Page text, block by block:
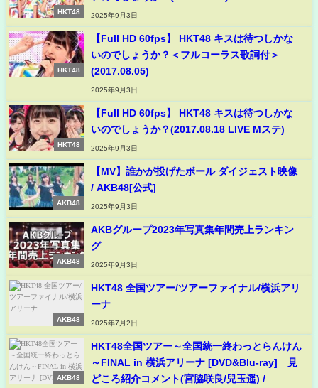
HKT48
2025年9月3日
HKT48
【Full HD 60fps】 HKT48 キスは待つしかな
いのでしょうか？＜フルコーラス歌詞付＞
(2017.08.05)
2025年9月3日
HKT48
【Full HD 60fps】 HKT48 キスは待つしかな
いのでしょうか？(2017.08.18 LIVE Mステ)
2025年9月3日
AKB48
【MV】誰かが投げたボール ダイジェスト映像
/ AKB48[公式]
2025年9月3日
AKB48
AKBグループ2023年写真集年間売上ランキン
グ
2025年9月3日
AKB48
HKT48 全国ツアー/ツアーファイナル/横浜アリ
ーナ
2025年7月2日
AKB48
HKT48全国ツアー～全国統一終わっとらんけん
～FINAL in 横浜アリーナ [DVD&Blu-ray] 見
どころ紹介コメント(宮脇咲良/兒玉遥) /